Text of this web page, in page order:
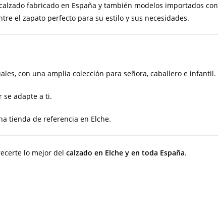
fabricado en España y también modelos importados con
el zapato perfecto para su estilo y sus necesidades.
con una amplia colección para señora, caballero e infantil.
se adapte a ti.
tienda de referencia en Elche.
lo mejor del calzado en Elche y en toda España.